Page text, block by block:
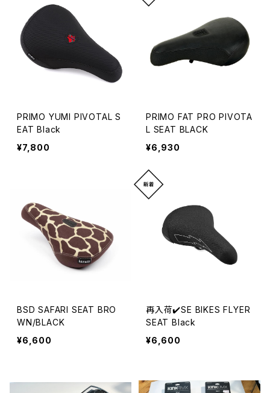
PRIMO YUMI PIVOTAL S
EAT Black
¥7,800
PRIMO FAT PRO PIVOTA
L SEAT BLACK
¥6,930
BSD SAFARI SEAT BRO
WN/BLACK
¥6,600
再入荷✔️SE BIKES FLYER
SEAT Black
¥6,600